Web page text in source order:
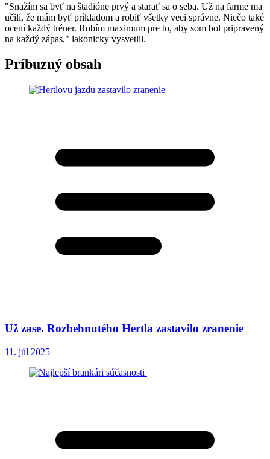
"Snažím sa byť na štadióne prvý a starať sa o seba. Už na farme ma
učili, že mám byť príkladom a robiť všetky veci správne. Niečo také
ocení každý tréner. Robím maximum pre to, aby som bol pripravený
na každý zápas," lakonicky vysvetlil.
Príbuzný obsah
Už zase. Rozbehnutého Hertla zastavilo zranenie
11. júl 2025